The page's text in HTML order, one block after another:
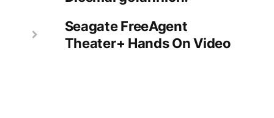
Seagate FreeAgent
Theater+ Hands On Video